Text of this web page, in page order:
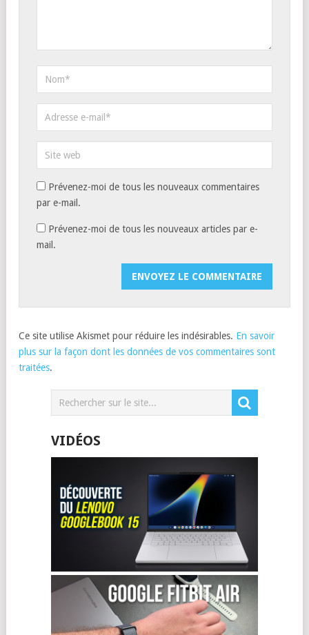
Prévenez-moi de tous les nouveaux commentaires
par e-mail.
Prévenez-moi de tous les nouveaux articles par e-
mail.
Ce site utilise Akismet pour réduire les indésirables. En savoir
plus sur la façon dont les données de vos commentaires sont
traitées.
VIDÉOS